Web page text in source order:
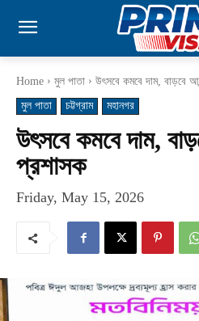
Home মুল পাতা
উৎসবে কমবে দাম, বাড়বে
মুল পাতা
চট্টগ্রাম মহানগর
উৎসবে কমবে দাম,
প্রশাসক
Friday, May 15, 2026